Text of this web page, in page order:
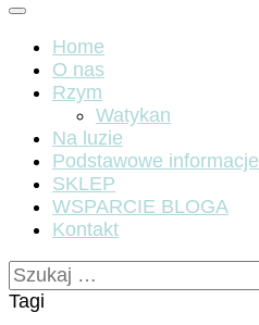
Home
O nas
Rzym
Watykan
Na luzie
Podstawowe informacje
SKLEP
WSPARCIE BLOGA
Kontakt
Szukaj:
Tagi